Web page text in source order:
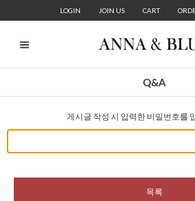
LOGIN JOIN US CART
Q&A
게시글 작성 시 입력한 비밀번호를
목록